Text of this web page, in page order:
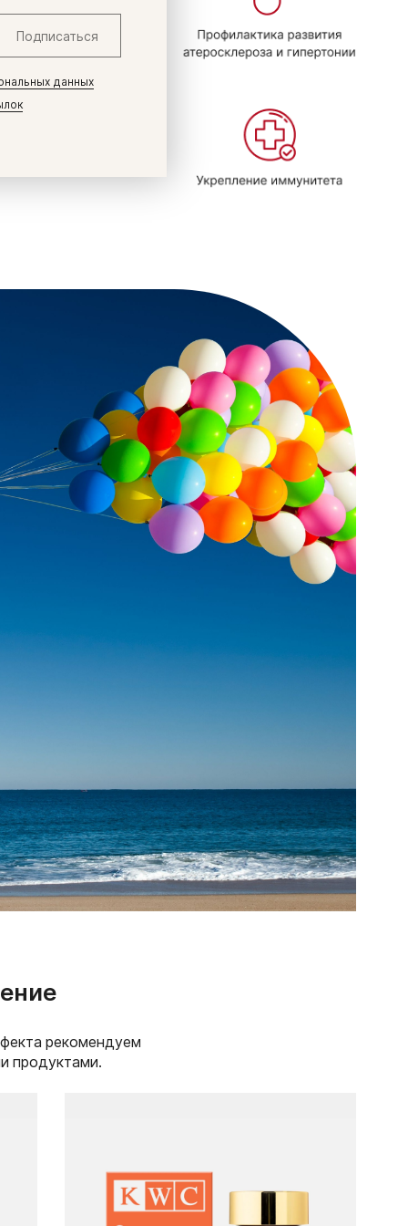
рекомендуем
продуктами.
Подписаться
данных